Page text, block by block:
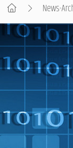
DER DBB
BEAMTINNEN
POLITIK &
News-